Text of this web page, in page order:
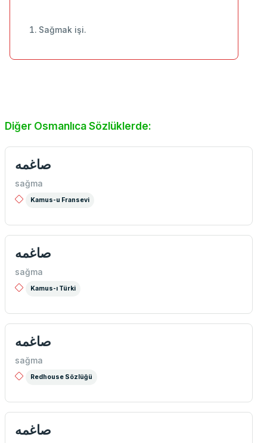
Sağmak işi.
Diğer Osmanlıca Sözlüklerde:
صاغمه
sağma
Kamus-u Fransevi
صاغمه
sağma
Kamus-ı Türki
صاغمه
sağma
Redhouse Sözlüğü
صاغمه